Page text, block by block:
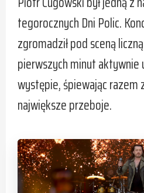
tegorocznych Dni Polic.
zgromadził pod sceną
pierwszych minut aktywnie
występie, śpiewając razem
największe przeboje.